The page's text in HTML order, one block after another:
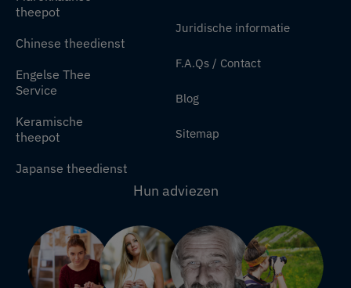
theepot
Chinese theedienst
Engelse Thee
Service
Keramische
theepot
Japanse theedienst
Juridische informatie
F.A.Qs / Contact
Blog
Sitemap
Hun adviezen